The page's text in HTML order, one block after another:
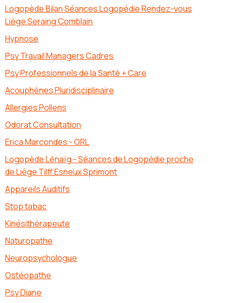
Logopède Bilan Séances Logopédie Rendez-vous
Liège Seraing Comblain
Hypnose
Psy Travail Managers Cadres
Psy Professionnels de la Santé + Care
Acouphènes Pluridisciplinaire
Allergies Pollens
Odorat Consultation
Erica Marcondes - ORL
Logopède Lénaïg - Séances de Logopédie proche
de Liège Tilff Esneux Sprimont
Appareils Auditifs
Stop tabac
Kinésithérapeute
Naturopathe
Neuropsychologue
Ostéopathe
Psy Diane